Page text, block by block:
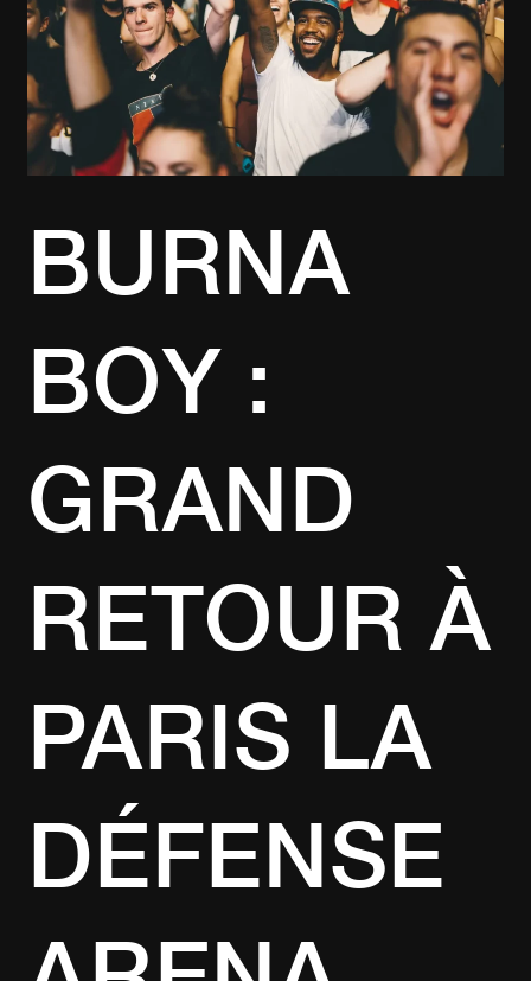
BURNA
BOY :
GRAND
RETOUR À
PARIS LA
DÉFENSE
PARIS
LA
DÉFENSE
ARENA